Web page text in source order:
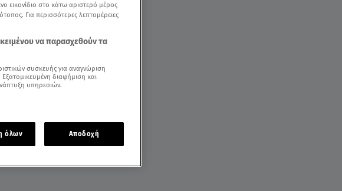
εικονίδιο στο κάτω αριστερό μέρος
Για περισσότερες λεπτομέρειες
να παρασχεθούν τα
συσκευής για αναγνώριση
διαφήμιση και
υπηρεσιών.
όλων Αποδοχή